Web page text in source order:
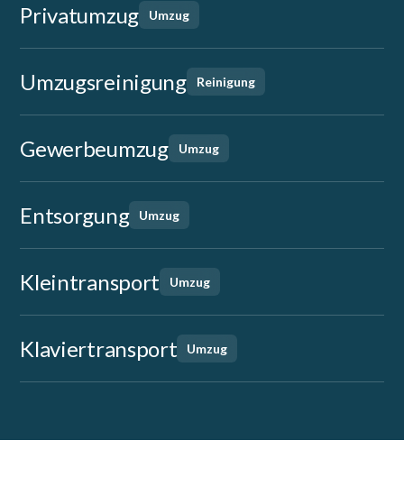
Privatumzug Umzug
Umzugsreinigung Reinigung
Gewerbeumzug Umzug
Entsorgung Umzug
Kleintransport Umzug
Klaviertransport Umzug